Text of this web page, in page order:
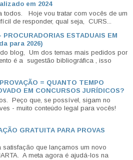
em 2024
todos. Hoje vou tratar com vocês de um
de responder, qual seja, CURS...
ESTADUAIS EM
para 2026)
blog, Um dos temas mais pedidos por
é a sugestão bibliográfica , isso
= QUANTO TEMPO
EM CONCURSOS JURÍDICOS?
Peço que, se possível, sigam no
- muito conteúdo legal para vocês!
GRATUITA PARA PROVAS
satisfação que lançamos um novo
A meta agora é ajudá-los na